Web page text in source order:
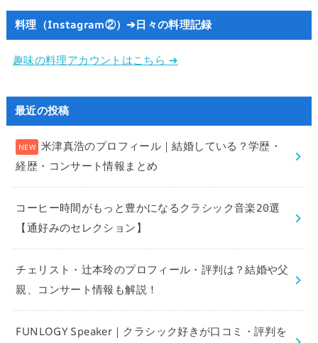
料理（Instagram②）➔日々の料理記録
趣味の料理アカウントはこちら ➔
最近の投稿
米津真浩のプロフィール｜結婚している？学歴・
経歴・コンサート情報まとめ
コーヒー時間がもっと豊かになるクラシック音楽20選
【通好みのセレクション】
チェリスト・辻本玲のプロフィール・評判は？結婚や父
親、コンサート情報も解説！
FUNLOGY Speaker｜クラシック好きが口コミ・評判を